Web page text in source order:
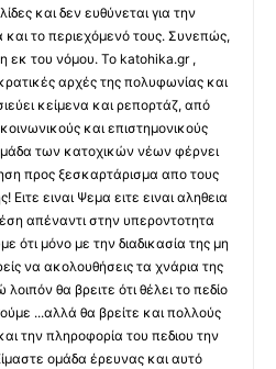
και δεν ευθύνεται για την
και το περιεχόμενό τους. Συνεπώς,
εκ του νόμου. Το katohika.gr ,
αρχές της πολυφωνίας και
κείμενα και ρεπορτάζ, από
και επιστημονικούς
των κατοχικών νέων φέρνει
προς ξεσκαρτάρισμα απο τους
ειναι Ψεμα ειτε ειναι αληθεια
απέναντι στην υπεροντοτητα
ότι μόνο με την διαδικασία της μη
να ακολουθήσεις τα χνάρια της
θα βρειτε ότι θέλει το πεδίο
...αλλά θα βρείτε και πολλούς
την πληροφορία του πεδιου την
ομάδα έρευνας και αυτό